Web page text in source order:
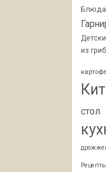
из
стол